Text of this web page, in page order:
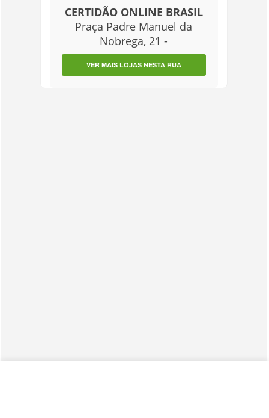
CERTIDÃO ONLINE BRASIL
Praça Padre Manuel da
Nobrega, 21 -
VER MAIS LOJAS NESTA RUA